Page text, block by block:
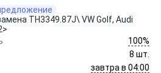
TH3349.87J\ VW Golf, Audi
100%
8 шт.
завтра в 04:00